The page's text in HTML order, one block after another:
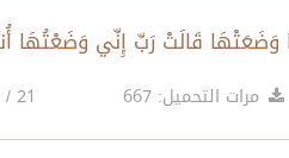
مرات التحميل: 667 21 / ذو الحجة / 1437